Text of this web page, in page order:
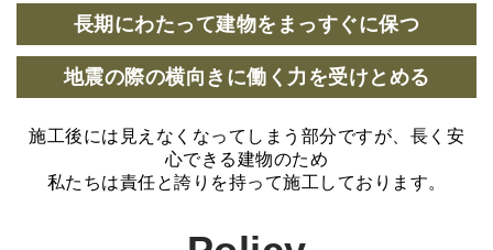
長期にわたって建物をまっすぐに保つ
地震の際の横向きに働く力を受けとめる
施工後には見えなくなってしまう部分ですが、長く安
心できる建物のため
私たちは責任と誇りを持って施工しております。